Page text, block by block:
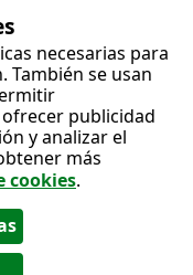
necesarias para
También se usan
publicidad
y analizar el
más
cookies.